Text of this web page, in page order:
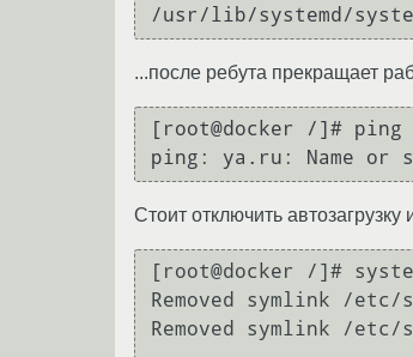
...после ребута прекращает
[root@docker /]# ping
Стоит отключить
[root@docker /]#
Removed symlink /
Removed symlink /